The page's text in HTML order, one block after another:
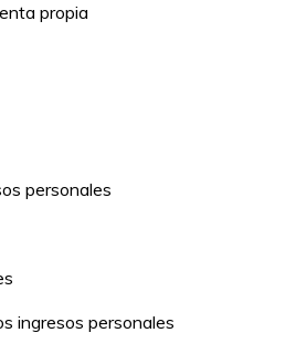
propia
personales
ingresos personales